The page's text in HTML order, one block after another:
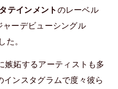
テインメントのレーベル
ャーデビューシングル
。
嫉妬するアーティストも多
インスタグラムで度々彼ら